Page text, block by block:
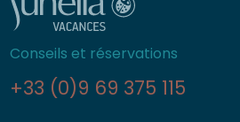
Conseils et réservations
+33 (0)9 69 375 115